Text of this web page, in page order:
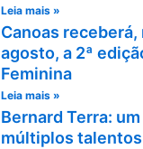
Leia mais »
Canoas receberá,
agosto, a 2ª
Feminina
Leia mais »
Bernard Terra:
múltiplos talentos